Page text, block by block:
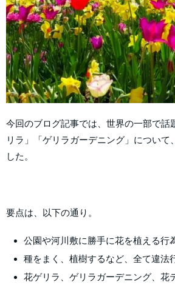
今回のブログ記事では、世界の一部で話
リラ」「ゲリラガーデニング」について
した。
要点は、以下の通り。
公園や河川敷に勝手に花を植える行
種をまく、植樹するなど、全て違法
花ゲリラ、ゲリラガーデニング、花